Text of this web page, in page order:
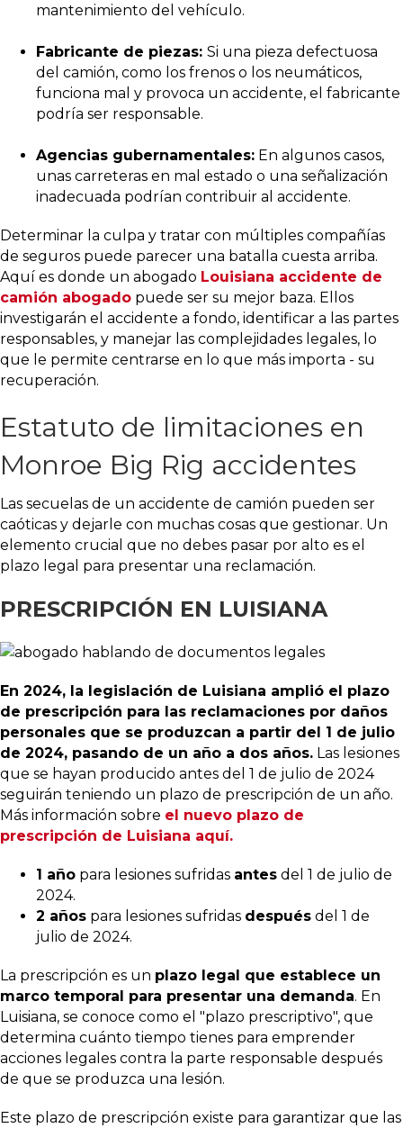
mantenimiento del vehículo.
Fabricante de piezas: Si una pieza defectuosa
del camión, como los frenos o los neumáticos,
funciona mal y provoca un accidente, el fabricante
podría ser responsable.
Agencias gubernamentales: En algunos casos,
unas carreteras en mal estado o una señalización
inadecuada podrían contribuir al accidente.
Determinar la culpa y tratar con múltiples compañías
de seguros puede parecer una batalla cuesta arriba.
Aquí es donde un abogado Louisiana accidente de
camión abogado puede ser su mejor baza. Ellos
investigarán el accidente a fondo, identificar a las partes
responsables, y manejar las complejidades legales, lo
que le permite centrarse en lo que más importa - su
recuperación.
Estatuto de limitaciones en
Monroe Big Rig accidentes
Las secuelas de un accidente de camión pueden ser
caóticas y dejarle con muchas cosas que gestionar. Un
elemento crucial que no debes pasar por alto es el
plazo legal para presentar una reclamación.
PRESCRIPCIÓN EN LUISIANA
En 2024, la legislación de Luisiana amplió el plazo
de prescripción para las reclamaciones por daños
personales que se produzcan a partir del 1 de julio
de 2024, pasando de un año a dos años. Las lesiones
que se hayan producido antes del 1 de julio de 2024
seguirán teniendo un plazo de prescripción de un año.
Más información sobre el nuevo plazo de
prescripción de Luisiana aquí.
1 año para lesiones sufridas antes del 1 de julio de
2024.
2 años para lesiones sufridas después del 1 de
julio de 2024.
La prescripción es un plazo legal que establece un
marco temporal para presentar una demanda. En
Luisiana, se conoce como el "plazo prescriptivo", que
determina cuánto tiempo tienes para emprender
acciones legales contra la parte responsable después
de que se produzca una lesión.
Este plazo de prescripción existe para garantizar que las